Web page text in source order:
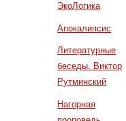
ЭкоЛогика
Апокалипсис
Литературные
беседы. Виктор
Рутминский
Нагорная